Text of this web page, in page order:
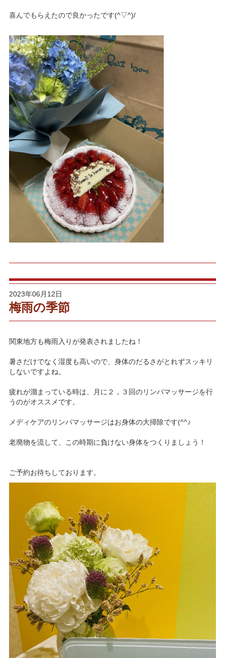
喜んでもらえたので良かったです(^▽^)/
2023年06月12日
梅雨の季節
関東地方も梅雨入りが発表されましたね！
暑さだけでなく湿度も高いので、身体のだるさがとれずスッキリ
しないですよね。
疲れが溜まっている時は、月に２，３回のリンパマッサージを行
うのがオススメです。
メディケアのリンパマッサージはお身体の大掃除です(^^♪
老廃物を流して、この時期に負けない身体をつくりましょう！
ご予約お待ちしております。